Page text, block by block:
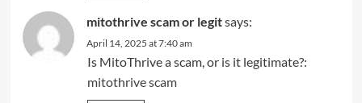
mitothrive scam or legitsays:
April 14, 2025 at 7:40 am
Is MitoThrive a scam, or is it legitimate?:
mitothrive scam